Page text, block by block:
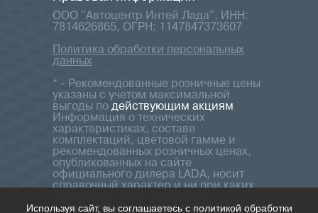
ООО "Автоцентр Интей Лада", ИНН:
7814626865, ОГРН: 1147847373607
Политика обработки персональных
данных
* - Рекомендованные розничные цены
указаны с учетом максимальной
выгоды по действующим акциям
Информация о технических
характеристиках, составе
комплектаций, цветовой гамме и
рекомендованных розничных ценах,
опубликованных на сайте
официального дилера LADA, носит
справочный характер и ни при каких
публичной офертой, определяемой
Используя сайт, вы соглашаетесь с политикой обработки